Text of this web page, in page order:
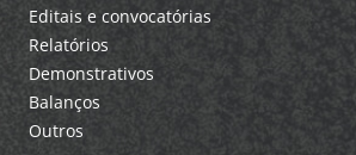
Editais e convocatórias
Relatórios
Demonstrativos
Balanços
Outros